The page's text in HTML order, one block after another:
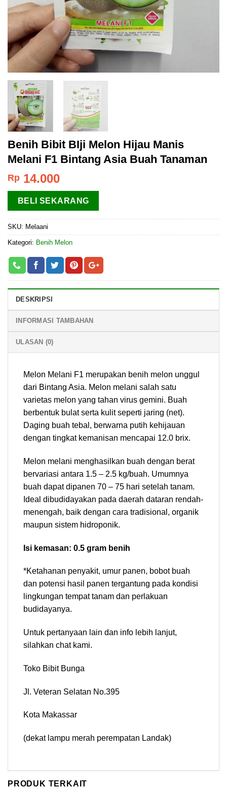
Benih Bibit BIji Melon Hijau Manis
Melani F1 Bintang Asia Buah Tanaman
Rp 14.000
BELI SEKARANG
SKU: Melaani
Kategori: Benih Melon
DESKRIPSI
INFORMASI TAMBAHAN
ULASAN (0)
Melon Melani F1 merupakan benih melon unggul
dari Bintang Asia. Melon melani salah satu
varietas melon yang tahan virus gemini. Buah
berbentuk bulat serta kulit seperti jaring (net).
Daging buah tebal, berwarna putih kehijauan
dengan tingkat kemanisan mencapai 12.0 brix.
Melon melani menghasilkan buah dengan berat
bervariasi antara 1.5 – 2.5 kg/buah. Umumnya
buah dapat dipanen 70 – 75 hari setelah tanam.
Ideal dibudidayakan pada daerah dataran rendah-
menengah, baik dengan cara tradisional, organik
maupun sistem hidroponik.
Isi kemasan: 0.5 gram benih
*Ketahanan penyakit, umur panen, bobot buah
dan potensi hasil panen tergantung pada kondisi
lingkungan tempat tanam dan perlakuan
budidayanya.
Untuk pertanyaan lain dan info lebih lanjut,
silahkan chat kami.
Toko Bibit Bunga
Jl. Veteran Selatan No.395
Kota Makassar
(dekat lampu merah perempatan Landak)
PRODUK TERKAIT